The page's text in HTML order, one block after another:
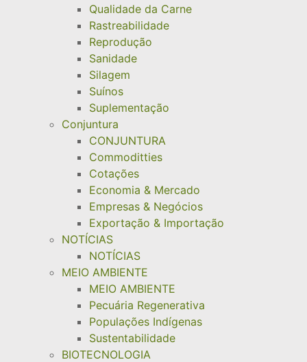
Qualidade da Carne
Rastreabilidade
Reprodução
Sanidade
Silagem
Suínos
Suplementação
Conjuntura
CONJUNTURA
Commoditties
Cotações
Economia & Mercado
Empresas & Negócios
Exportação & Importação
NOTÍCIAS
NOTÍCIAS
MEIO AMBIENTE
MEIO AMBIENTE
Pecuária Regenerativa
Populações Indígenas
Sustentabilidade
BIOTECNOLOGIA